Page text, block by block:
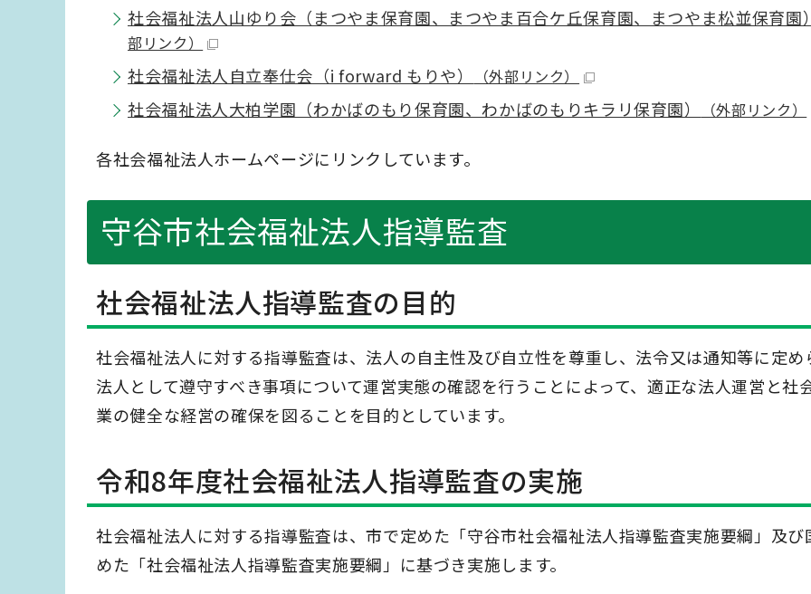
社会福祉法人山ゆり会（まつやま保育園、まつやま百合ケ丘保育園、まつやま松並保育園
部リンク）
社会福祉法人自立奉仕会（i forward もりや） （外部リンク）
社会福祉法人大柏学園（わかばのもり保育園、わかばのもりキラリ保育園） （外部リンク）
各社会福祉法人ホームページにリンクしています。
守谷市社会福祉法人指導監査
社会福祉法人指導監査の目的
社会福祉法人に対する指導監査は、法人の自主性及び自立性を尊重し、法令又は通知等に定め
法人として遵守すべき事項について運営実態の確認を行うことによって、適正な法人運営と社
業の健全な経営の確保を図ることを目的としています。
令和8年度社会福祉法人指導監査の実施
社会福祉法人に対する指導監査は、市で定めた「守谷市社会福祉法人指導監査実施要綱」及び
めた「社会福祉法人指導監査実施要綱」に基づき実施します。